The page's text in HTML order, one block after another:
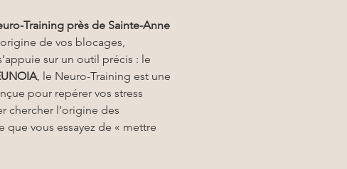
Training près de Sainte-Anne
de vos blocages,
sur un outil précis : le
, le Neuro-Training est une
pour repérer vos stress
chercher l’origine des
vous essayez de « mettre